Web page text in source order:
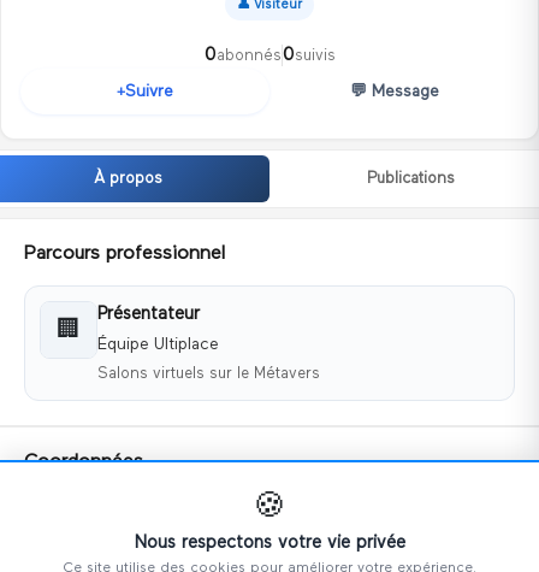
👤 Visiteur
0abonnés0suivis
+Suivre 💬 Message
À propos Publications
Parcours professionnel
🏢
Présentateur
Équipe Ultiplace
Salons virtuels sur le Métavers
Coordonnées
+33786745249
🍪
Nous respectons votre vie privée
Ce site utilise des cookies pour améliorer votre expérience.